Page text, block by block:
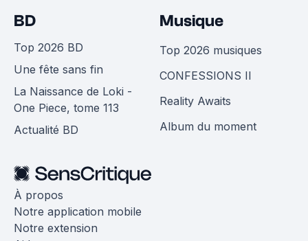
BD
Top 2026 BD
Une fête sans fin
La Naissance de Loki -
One Piece, tome 113
Actualité BD
Musique
Top 2026 musiques
CONFESSIONS II
Reality Awaits
Album du moment
À propos
Notre application mobile
Notre extension